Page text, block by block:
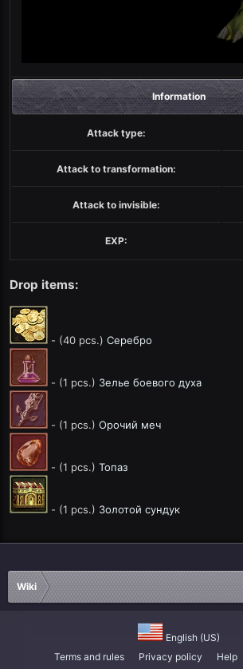
Information
Attack type:
Attack to transformation:
Attack to invisible:
EXP:
Drop items:
- (40 pcs.) Серебро
- (1 pcs.) Зелье боевого духа
- (1 pcs.) Орочий меч
- (1 pcs.) Топаз
- (1 pcs.) Золотой сундук
Wiki
English (US)
Terms and rules
Privacy policy Help